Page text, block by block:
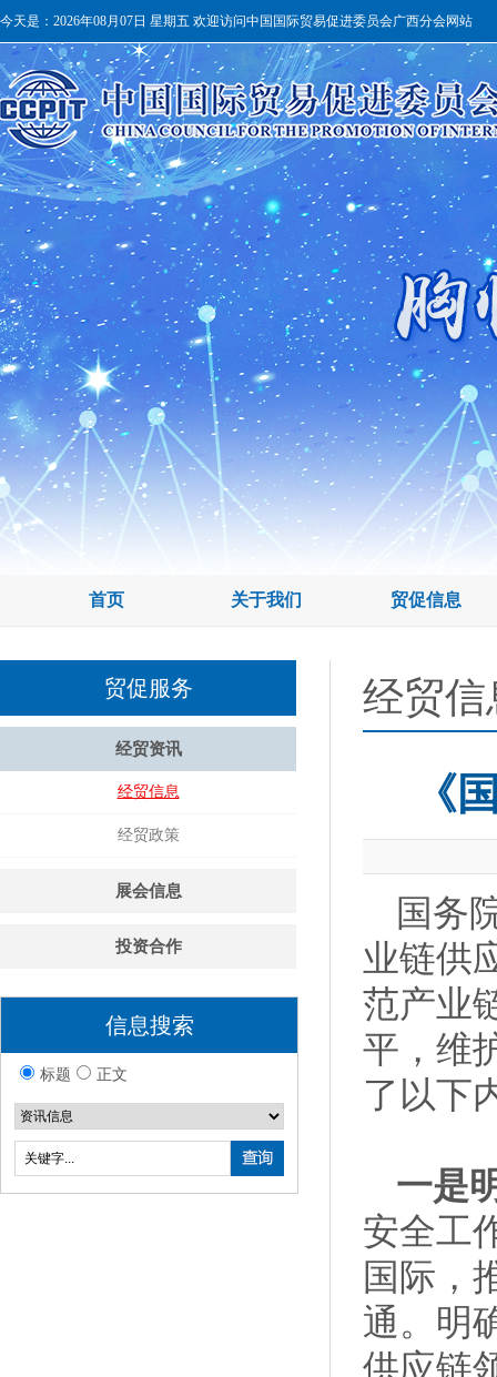
今天是： 2026年08月07日 星期五 欢迎访问中国国际贸易促进委员会广西分会网站
首页 关于我们 贸促信息
贸促服务
经贸资讯
经贸信息
经贸政策
展会信息
投资合作
信息搜索
标题 正文
经贸信
《
国务
业链供
范产业
平，维
了以下
一是
安全工
国际，
通。明
供应链